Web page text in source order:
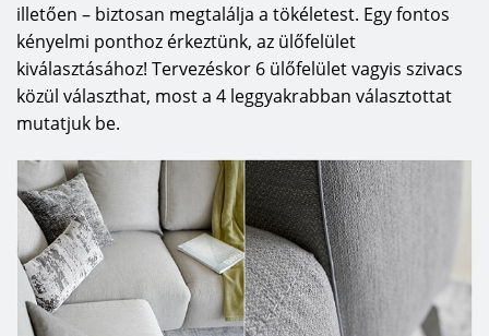
illetően – biztosan megtalálja a tökéletest. Egy fontos
kényelmi ponthoz érkeztünk, az ülőfelület
kiválasztásához! Tervezéskor 6 ülőfelület vagyis szivacs
közül választhat, most a 4 leggyakrabban választottat
mutatjuk be.